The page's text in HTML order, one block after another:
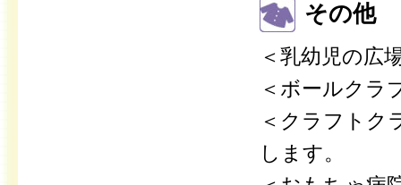
その他
＜乳幼児の広
＜ボールクラ
＜クラフト
します。